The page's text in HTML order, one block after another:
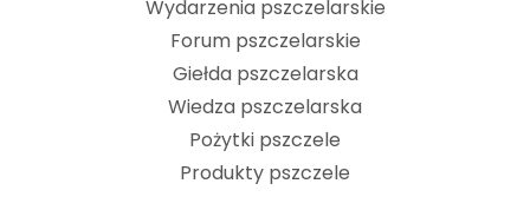
Wydarzenia pszczelarskie
Forum pszczelarskie
Giełda pszczelarska
Wiedza pszczelarska
Pożytki pszczele
Produkty pszczele